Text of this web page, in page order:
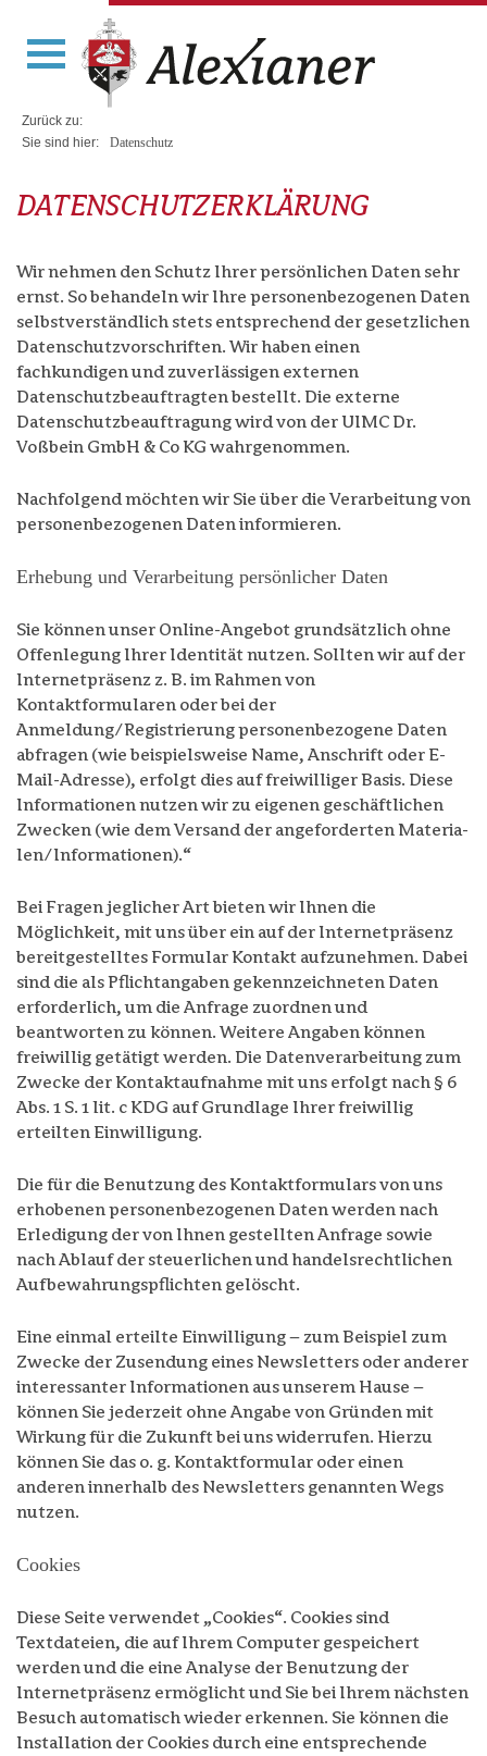
Zurück zu:
Sie sind hier:
Datenschutz
DATENSCHUTZERKLÄRUNG
Wir nehmen den Schutz Ihrer persönlichen Daten sehr
ernst. So behandeln wir Ihre personenbezogenen Daten
selbstverständlich stets entsprechend der gesetzlichen
Datenschutzvorschriften. Wir haben einen
fachkundigen und zuverlässigen externen
Datenschutzbeauftragten bestellt. Die externe
Datenschutzbeauftragung wird von der UIMC Dr.
Voßbein GmbH & Co KG wahrgenommen.
Nachfolgend möchten wir Sie über die Verarbeitung von
personenbezogenen Daten informieren.
Erhebung und Verarbeitung persönlicher Daten
Sie können unser Online-Angebot grundsätzlich ohne
Offenlegung Ihrer Identität nutzen. Sollten wir auf der
Internetpräsenz z. B. im Rahmen von
Kontaktformularen oder bei der
Anmeldung/Registrierung personenbezogene Daten
abfragen (wie beispielsweise Name, Anschrift oder E-
Mail-Adresse), erfolgt dies auf freiwilliger Basis. Diese
Informationen nutzen wir zu eigenen geschäftlichen
Zwecken (wie dem Versand der angeforderten Materia-
len/Informationen).“
Bei Fragen jeglicher Art bieten wir Ihnen die
Möglichkeit, mit uns über ein auf der Internetpräsenz
bereitgestelltes Formular Kontakt aufzunehmen. Dabei
sind die als Pflichtangaben gekennzeichneten Daten
erforderlich, um die Anfrage zuordnen und
beantworten zu können. Weitere Angaben können
freiwillig getätigt werden. Die Datenverarbeitung zum
Zwecke der Kontaktaufnahme mit uns erfolgt nach § 6
Abs. 1 S. 1 lit. c KDG auf Grundlage Ihrer freiwillig
erteilten Einwilligung.
Die für die Benutzung des Kontaktformulars von uns
erhobenen personenbezogenen Daten werden nach
Erledigung der von Ihnen gestellten Anfrage sowie
nach Ablauf der steuerlichen und handelsrechtlichen
Aufbewahrungspflichten gelöscht.
Eine einmal erteilte Einwilligung – zum Beispiel zum
Zwecke der Zusendung eines Newsletters oder anderer
interessanter Informationen aus unserem Hause –
können Sie jederzeit ohne Angabe von Gründen mit
Wirkung für die Zukunft bei uns widerrufen. Hierzu
können Sie das o. g. Kontaktformular oder einen
anderen innerhalb des Newsletters genannten Wegs
nutzen.
Cookies
Diese Seite verwendet „Cookies“. Cookies sind
Textdateien, die auf Ihrem Computer gespeichert
werden und die eine Analyse der Benutzung der
Internetpräsenz ermöglicht und Sie bei Ihrem nächsten
Besuch automatisch wieder erkennen. Sie können die
Installation der Cookies durch eine entsprechende